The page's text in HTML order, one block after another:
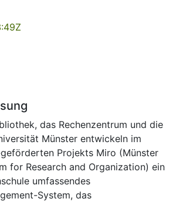
das Rechenzentrum und die
Münster entwickeln im
geförderten Projekts Miro (Münster
for Research and Organization) ein
umfassendes
System, das